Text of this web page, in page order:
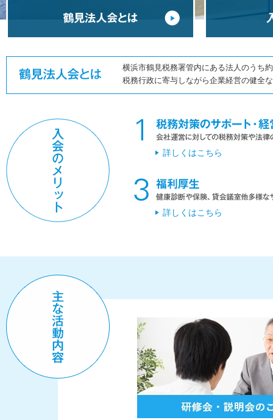
横浜市鶴見税務署管内にある法人のうち
税務行政に寄与しながら企業経営の健全
詳しくはこちら
詳しくはこちら